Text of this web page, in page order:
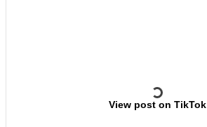
View post on TikTok